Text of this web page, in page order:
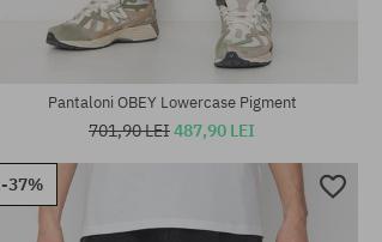
Pantaloni OBEY Lowercase Pigment
701,90 LEI487,90 LEI
-37%